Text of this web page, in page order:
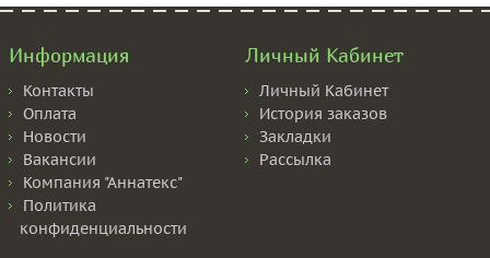
Информация
Контакты
Оплата
Новости
Вакансии
Компания "Аннатекс"
Политика
конфиденциальности
Личный Кабинет
Личный Кабинет
История заказов
Закладки
Рассылка